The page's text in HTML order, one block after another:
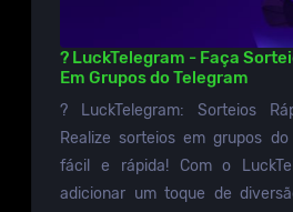
? LuckTelegram - Faça
Em Grupos do Telegram
? LuckTelegram: Sorteios
Realize sorteios em grupos
fácil e rápida! Com o
adicionar um toque de